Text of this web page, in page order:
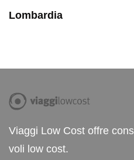
Lombardia
Viaggi Low Cost offre
voli low cost.